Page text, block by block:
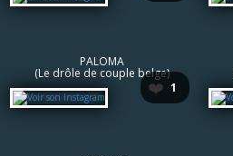
PALOMA
(Le drôle de couple belge)
❤️ 1